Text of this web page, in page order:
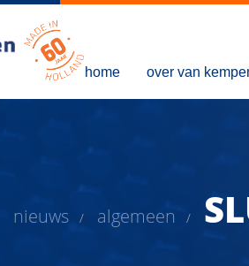
home over van
nieuws / algemeen /